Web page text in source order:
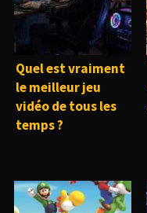
Quel est vraiment
le meilleur jeu
vidéo de tous les
temps ?